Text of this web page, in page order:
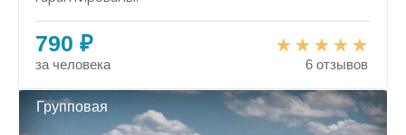
790 ₽
за человека 6 отзывов
Групповая